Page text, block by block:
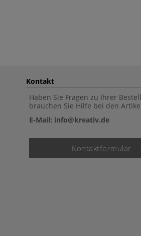
Kontakt
Haben Sie Fragen zu Ihrer
brauchen Sie Hilfe bei den
E-Mail: info@kreativ.de
Kontaktformular